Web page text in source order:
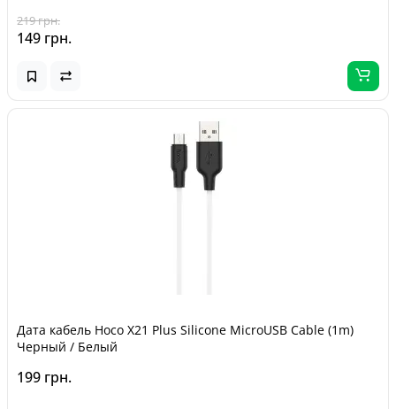
219 грн.
149 грн.
Дата кабель Hoco X21 Plus Silicone MicroUSB Cable (1m)
Черный / Белый
199 грн.